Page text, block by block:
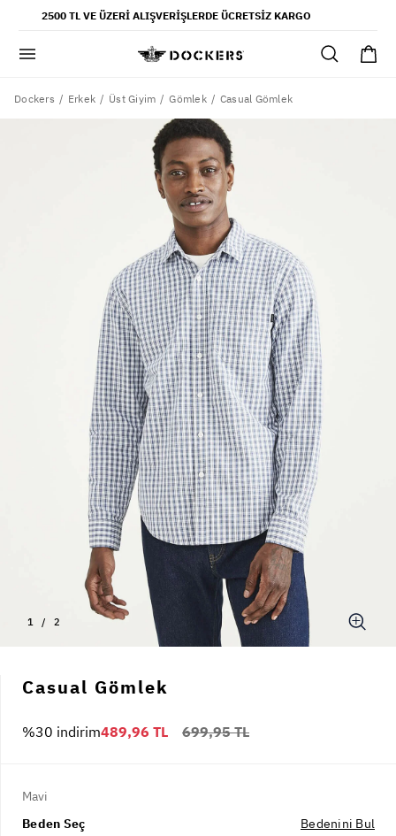
2500 TL VE ÜZERI ALIŞVERIŞLERDE ÜCRETSIZ KARGO
gömlek
şort
ultimate chino pantolon
yaz koleksiyonu
Dockers Erkek Üst Giyim Gömlek Casual Gömlek
1 / 2
Casual Gömlek
699,95 TL
%30 indirim489,96 TL
Mavi
Beden Seç
Bedenini Bul